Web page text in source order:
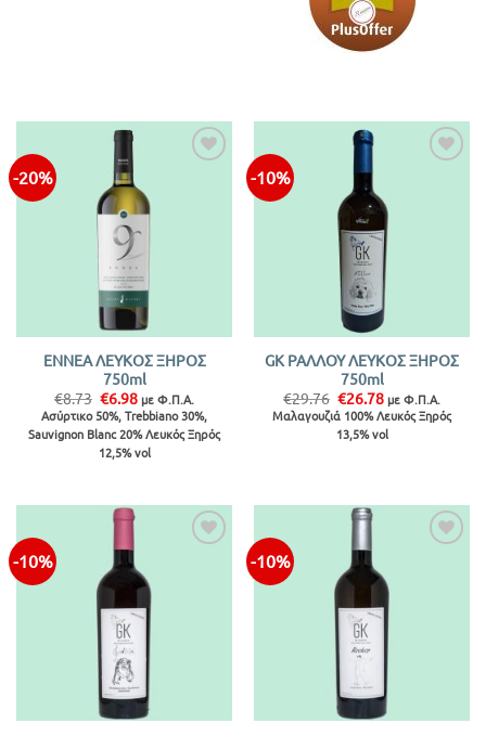
-20%
ΕΝΝΕΑ ΛΕΥΚΟΣ ΞΗΡΟΣ
750ml
€8.73 Original
price
was:
€8.73.
€6.98Η
τρέχουσα
τιμή
είναι:
€6.98.
με Φ.Π.Α.
Ασύρτικο 50%, Trebbiano 30%,
Sauvignon Blanc 20% Λευκός Ξηρός
12,5% vol
-10%
GK ΡΑΛΛΟΥ ΛΕΥΚΟΣ ΞΗΡΟΣ
750ml
€29.76 Original
price
was:
€29.76.
€26.78Η
τρέχουσα
τιμή
είναι:
με Φ.Π.Α.
Μαλαγουζιά 100% Λευκός Ξηρός
13,5% vol
-10% -10%